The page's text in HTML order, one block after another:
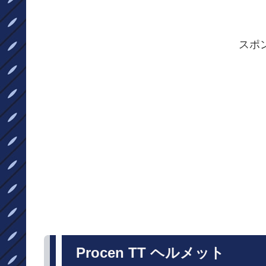
スポ
Procen TT ヘルメット